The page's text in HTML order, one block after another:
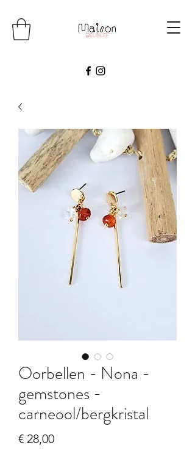
Oorbellen - Nona -
gemstones -
carneool/bergkristal
€ 28,00Prijs